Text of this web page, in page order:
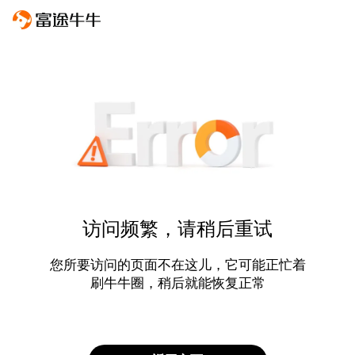
访问频繁，请稍后重试
您所要访问的页面不在这儿，它可能正忙着
刷牛牛圈，稍后就能恢复正常